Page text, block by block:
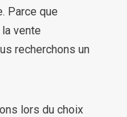
Parce que
vente
recherchons un
lors du choix